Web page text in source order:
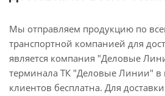
Мы отправляем продукцию по
транспортной компанией для
является компания "Деловые
терминала ТК "Деловые Линии" в
клиентов бесплатна. Для